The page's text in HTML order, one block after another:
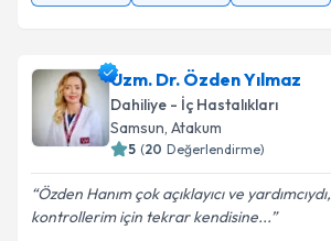
Uzm. Dr. Özden Yılmaz
Dahiliye - İç Hastalıkları
Samsun, Atakum
5 (20 Değerlendirme)
Özden Hanım çok açıklayıcı ve yardımcıydı,
kontrollerim için tekrar kendisine...